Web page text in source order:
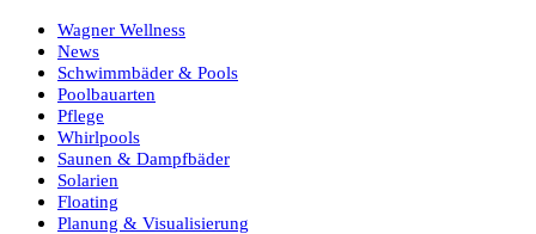
Wagner Wellness
News
Schwimmbäder & Pools
Poolbauarten
Pflege
Whirlpools
Saunen & Dampfbäder
Solarien
Floating
Planung & Visualisierung